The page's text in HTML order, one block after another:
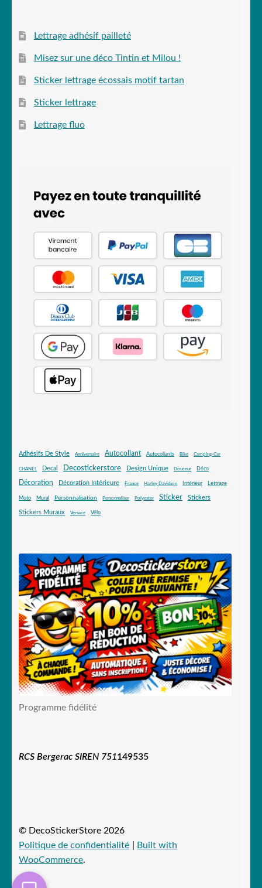
Lettrage adhésif pailleté
Misez sur une déco Tintin et Milou !
Sticker lettrage écossais motif tartan
Sticker lettrage
Lettrage fluo
Adhésifs De Style Anniversaire Autocollant Autocollants Bike Camping-Car
CHANEL Decal Decostickerstore Design Unique Douceur Déco
Décoration Décoration Intérieure France Harley Davidson Intérieur Lettrage
Moto Mural Personnalisation Personnaliser Polyester Sticker Stickers
Stickers Muraux Versace Vélo
Programme fidélité
RCS Bergerac SIREN 751149535
© DecoStickerStore 2026
Politique de confidentialité
Built with
WooCommerce.